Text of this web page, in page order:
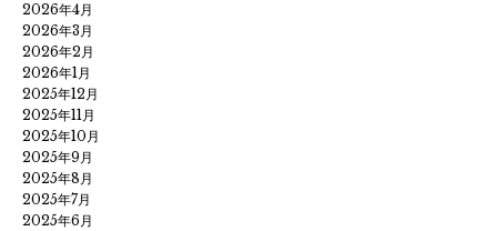
2026年4月
2026年3月
2026年2月
2026年1月
2025年12月
2025年11月
2025年10月
2025年9月
2025年8月
2025年7月
2025年6月